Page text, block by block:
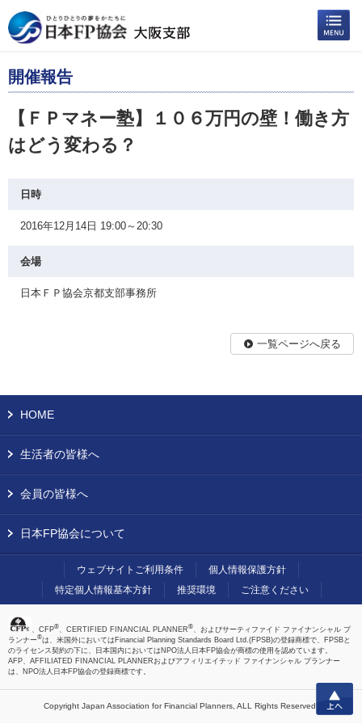
開催報告
【ＦＰマネー塾】１０６万円の壁！働き方
はどう変わる？
日時
2016年12月14日 19:00～20:30
会場
日本ＦＰ協会京都支部事務所
一覧ページへ戻る
上へ
HOME
生活者の皆様へ
会員の皆様へ
日本FP協会について
ウェブサイトご利用条件
個人情報保護方針
特定個人情報基本方針
推奨環境 ご注意ください
、CFP®、CERTIFIED FINANCIAL PLANNER®、およびサーティファイド ファイナンシャル プ
ランナー®は、米国外においてはFinancial Planning Standards Board Ltd.(FPSB)の登録商標で、FPSBと
のライセンス契約の下に、日本国内においてはNPO法人日本FP協会が商標の使用を認めています。
AFP、AFFILIATED FINANCIAL PLANNERおよびアフィリエイテッド ファイナンシャル プランナー
は、NPO法人日本FP協会の登録商標です。
Copyright Japan Association for Financial Planners, ALL Rights Reserved.